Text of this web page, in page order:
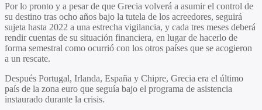
Por lo pronto y a pesar de que Grecia volverá a asumir el control de
su destino tras ocho años bajo la tutela de los acreedores, seguirá
sujeta hasta 2022 a una estrecha vigilancia, y cada tres meses deberá
rendir cuentas de su situación financiera, en lugar de hacerlo de
forma semestral como ocurrió con los otros países que se acogieron
a un rescate.
Después Portugal, Irlanda, España y Chipre, Grecia era el último
país de la zona euro que seguía bajo el programa de asistencia
instaurado durante la crisis.